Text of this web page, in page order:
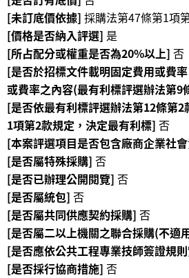
信
箱
網
站
導
覽
R
S
S
網
站
資
料
開
[未訂底價依據] 採購法第47條第1項
[價格是否納入評選] 是
[所占配分或權重是否為20%以上] 否
[是否於招標文件載明固定費用或費
或費率之內容(最有利標評選辦法第9
[是否依最有利標評選辦法第12條第
1項第2款規定，決定最有利標] 否
[本案評選項目是否包含廠商企業社
[是否屬特殊採購] 否
[是否已辦理公開閱覽] 否
[是否屬統包] 否
[是否屬共同供應契約採購] 否
[是否屬二以上機關之聯合採購(不適
[是否應依公共工程專業技師簽證規
[是否採行協商措施] 否